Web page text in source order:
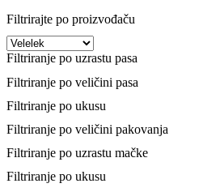
Filtrirajte po proizvođaču
Filtriranje po uzrastu pasa
Filtriranje po veličini pasa
Filtriranje po ukusu
Filtriranje po veličini pakovanja
Filtriranje po uzrastu mačke
Filtriranje po ukusu